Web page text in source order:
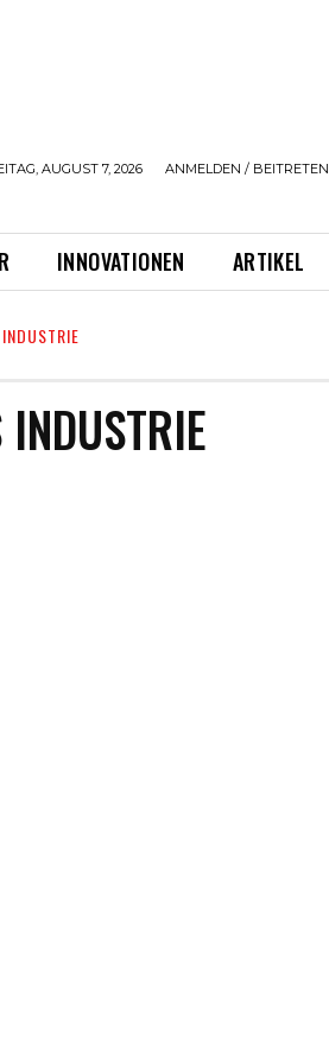
AUGUST 7, 2026 ANMELDEN / BEITRETEN
INNOVATIONEN ARTIKEL